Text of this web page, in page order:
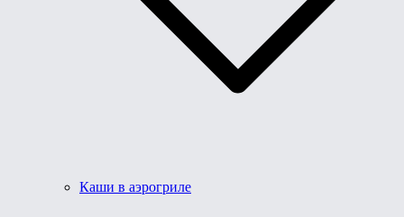
Каши в аэрогриле